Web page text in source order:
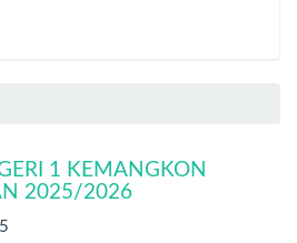
1 KEMANGKON
2025/2026